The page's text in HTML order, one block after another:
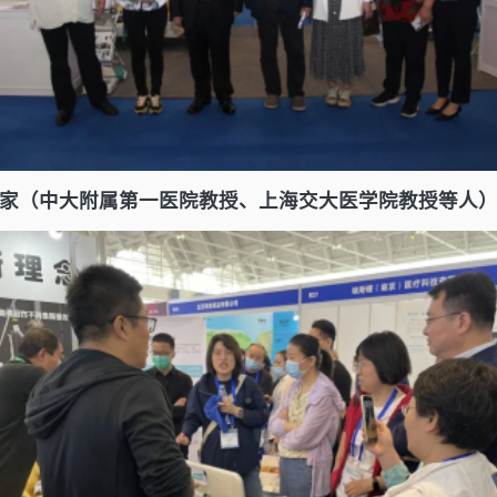
（中大附属第一医院教授、上海交大医学院教授等人